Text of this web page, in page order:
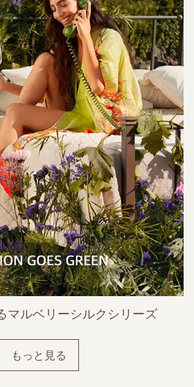
マルベリーシルクシリーズ
もっと見る